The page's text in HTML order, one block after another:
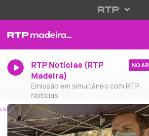
RTP Notícias (RTP
Madeira)
Emissão em simultâneo com RTP
Notícias
NO AR